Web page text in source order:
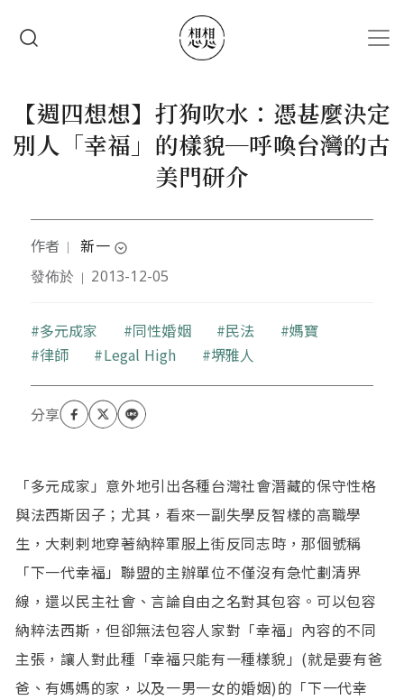
【週四想想】打狗吹水：憑甚麼決定
別人「幸福」的樣貌─呼喚台灣的古
美門研介
作者 ｜ 新一 expand_circle_down
目前是教育工作者，曾經幹過記者、教過書、作過研
發佈於 ｜ 2013-12-05
關鍵字
多元成家 同性婚姻 民法
媽寶
律師
Legal High 堺雅人
「多元成家」意外地引出各種台灣社會潛藏的保守性格
與法西斯因子；尤其，看來一副失學反智樣的高職學
生，大剌剌地穿著納粹軍服上街反同志時，那個號稱
「下一代幸福」聯盟的主辦單位不僅沒有急忙劃清界
線，還以民主社會、言論自由之名對其包容。可以包容
納粹法西斯，但卻無法包容人家對「幸福」內容的不同
主張，讓人對此種「幸福只能有一種樣貌」(就是要有爸
爸、有媽媽的家，以及一男一女的婚姻)的「下一代幸